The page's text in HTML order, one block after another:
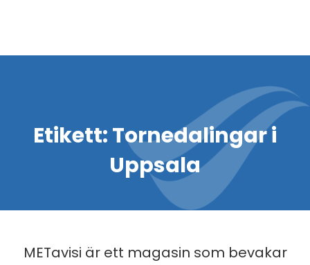
Etikett:Tornedalingar i
Uppsala
METavisi är ett magasin som bevakar